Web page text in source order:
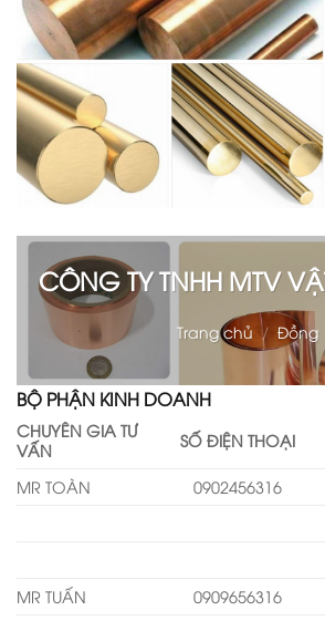
CÔNG TY TNHH MTV
Trang chủ / Đồng
BỘ PHẬN KINH DOANH
CHUYÊN GIA TƯ
VẤN
SỐ ĐIỆN THOẠI
MR TOÀN 0902456316
MR TUẤN
0909656316